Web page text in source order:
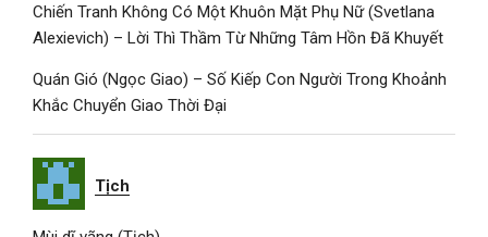
Chiến Tranh Không Có Một Khuôn Mặt Phụ Nữ (Svetlana
Alexievich) – Lời Thì Thầm Từ Những Tâm Hồn Đã Khuyết
Quán Gió (Ngọc Giao) – Số Kiếp Con Người Trong Khoảnh
Khắc Chuyển Giao Thời Đại
Tịch